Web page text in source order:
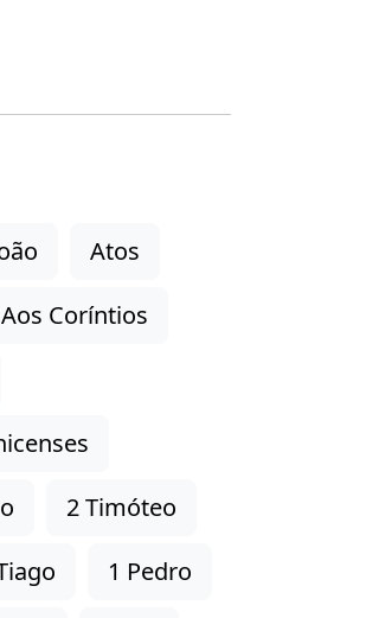
Atos
Coríntios
2 Timóteo
1 Pedro